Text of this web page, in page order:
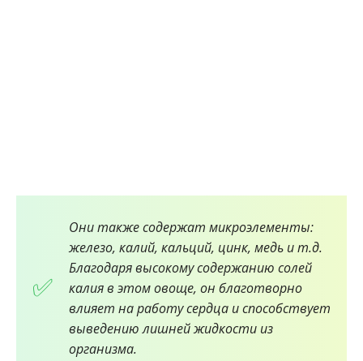
Они также содержат микроэлементы:
железо, калий, кальций, цинк, медь и т.д.
Благодаря высокому содержанию солей
калия в этом овоще, он благотворно
влияет на работу сердца и способствует
выведению лишней жидкости из
организма.